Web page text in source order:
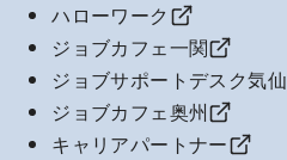
ハローワーク
ジョブカフェ一関
ジョブサポートデスク気仙
ジョブカフェ奥州
キャリアパートナー